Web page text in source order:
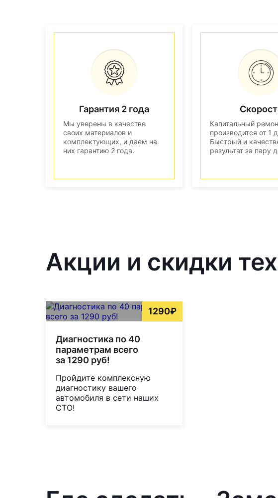
Гарантия 2 года
Мы уверены в качестве
своих материалов и
комплектующих, и даем на
них гарантию 2 года.
Капитальный
производится от 1
Быстрый и
результат за пару
Акции и скидки
1290₽
Диагностика по 40
параметрам всего
за 1290 руб!
Пройдите комплексную
диагностику вашего
автомобиля в сети наших
СТО!